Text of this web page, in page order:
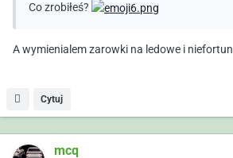
Co zrobiłeś?
A wymienialem zarowki na ledowe i
Cytuj
mcq